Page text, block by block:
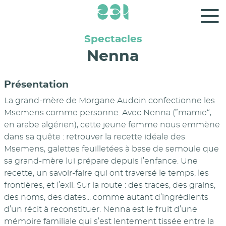
Panneau de gestion des cookies
Spectacles
Nenna
Présentation
La grand-mère de Morgane Audoin confectionne les
Msemens comme personne. Avec Nenna (”mamie“,
en arabe algérien), cette jeune femme nous emmène
dans sa quête : retrouver la recette idéale des
Msemens, galettes feuilletées à base de semoule que
sa grand-mère lui prépare depuis l’enfance. Une
recette, un savoir-faire qui ont traversé le temps, les
frontières, et l’exil. Sur la route : des traces, des grains,
des noms, des dates... comme autant d’ingrédients
d’un récit à reconstituer. Nenna est le fruit d’une
mémoire familiale qui s’est lentement tissée entre la